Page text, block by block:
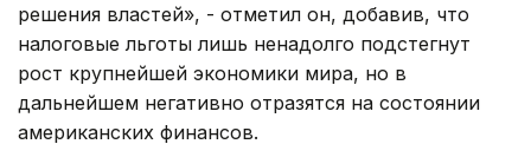
решения властей», - отметил он, добавив, что
налоговые льготы лишь ненадолго подстегнут
рост крупнейшей экономики мира, но в
дальнейшем негативно отразятся на состоянии
американских финансов.